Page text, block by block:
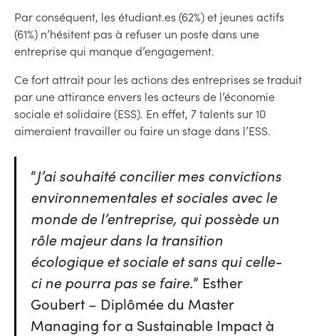
Par conséquent, les étudiant.es (62%) et jeunes actifs
(61%) n’hésitent pas à refuser un poste dans une
entreprise qui manque d’engagement.
Ce fort attrait pour les actions des entreprises se traduit
par une attirance envers les acteurs de l’économie
sociale et solidaire (ESS). En effet, 7 talents sur 10
aimeraient travailler ou faire un stage dans l’ESS.
“J’ai souhaité concilier mes convictions
environnementales et sociales avec le
monde de l’entreprise, qui possède un
rôle majeur dans la transition
écologique et sociale et sans qui celle-
ci ne pourra pas se faire.” Esther
Goubert – Diplômée du Master
Managing for a Sustainable Impact à